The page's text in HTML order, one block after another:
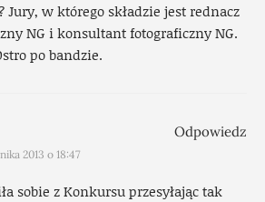
Jury, w którego składzie jest rednacz
NG i konsultant fotograficzny NG.
po bandzie.
2013 o 18:47
sobie z Konkursu przesyłając tak
Odpowiedz